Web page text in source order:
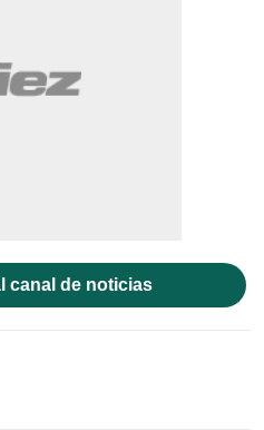
canal de noticias